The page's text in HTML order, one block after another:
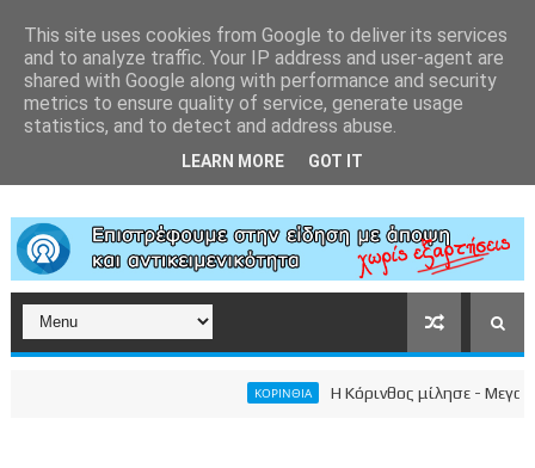
ΚΟΡΙΝΘΙΑ Η Κόρινθος μίλησε -
This site uses cookies from Google to deliver its services
and to analyze traffic. Your IP address and user-agent are
shared with Google along with performance and security
metrics to ensure quality of service, generate usage
statistics, and to detect and address abuse.
LEARN MORE GOT IT